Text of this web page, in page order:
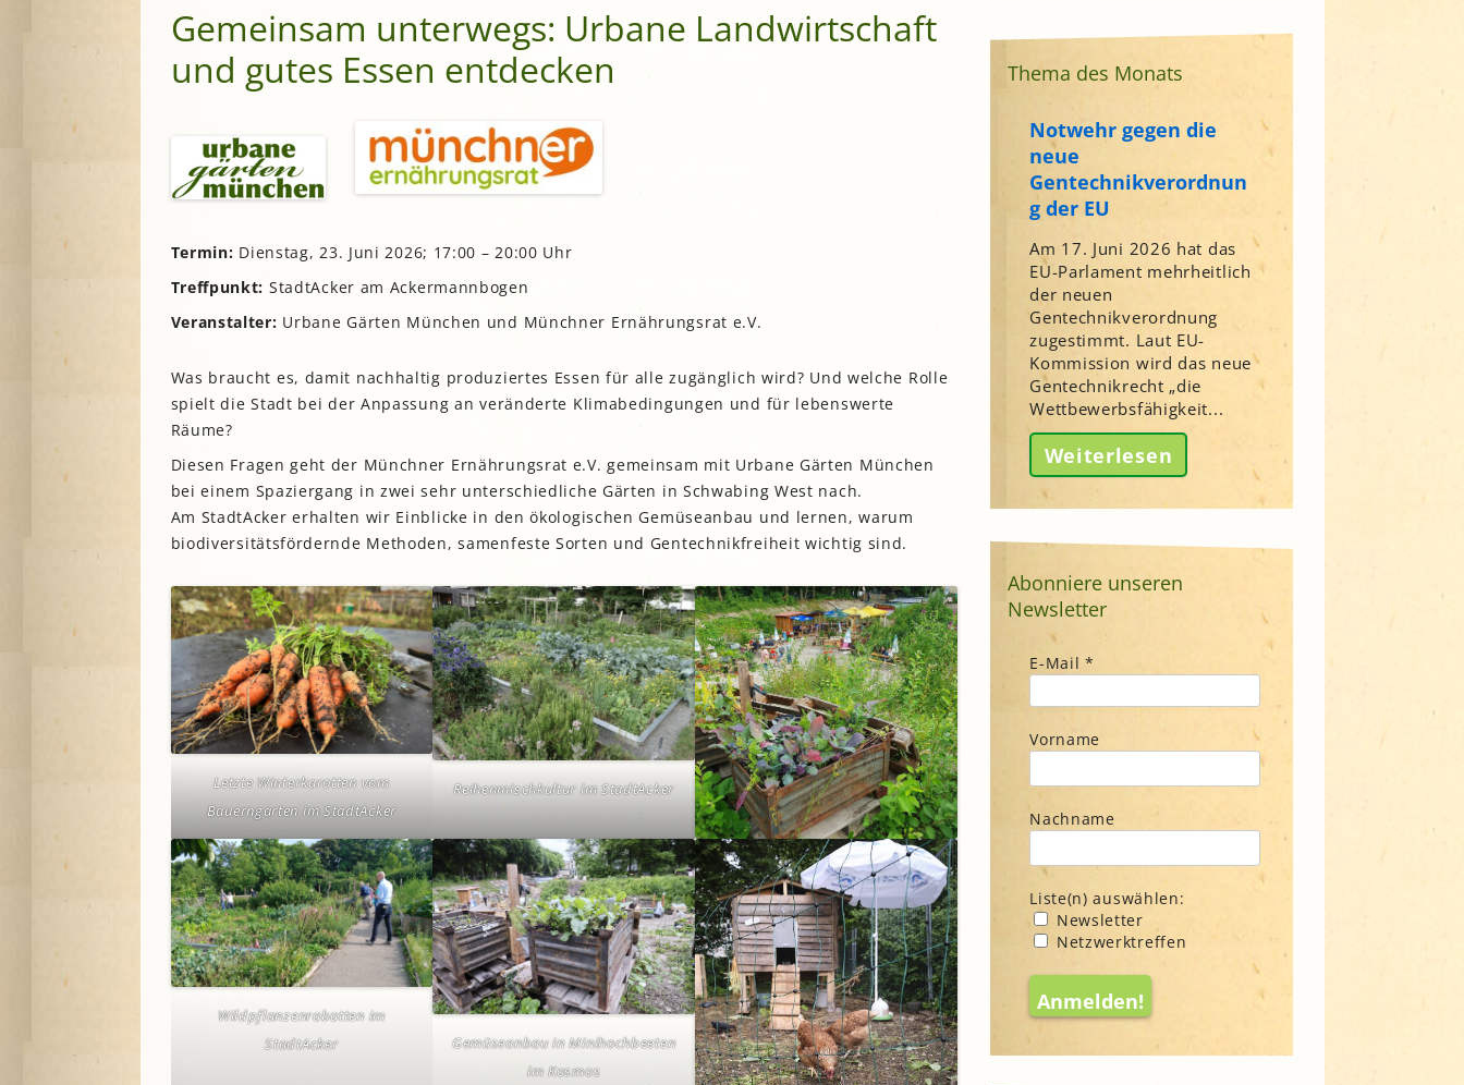
Agropolis
Mikrofarm Ingelsberg:
Gartenparzellen für Hobby-
Prälatengarten im Kloster
Schäftlarn
Umweltgarten Neubiberg
Gemeinsam unterwegs: Urbane Landwirtschaft
und gutes Essen entdecken
Termin: Dienstag, 23. Juni 2026; 17:00 – 20:00 Uhr
Treffpunkt: StadtAcker am Ackermannbogen
Veranstalter: Urbane Gärten München und Münchner Ernährungsrat e.V.
Was braucht es, damit nachhaltig produziertes Essen für alle zugänglich wird? Und welche Rolle
spielt die Stadt bei der Anpassung an veränderte Klimabedingungen und für lebenswerte
Räume?
Diesen Fragen geht der Münchner Ernährungsrat e.V. gemeinsam mit Urbane Gärten München
bei einem Spaziergang in zwei sehr unterschiedliche Gärten in Schwabing West nach.
Am StadtAcker erhalten wir Einblicke in den ökologischen Gemüseanbau und lernen, warum
biodiversitätsfördernde Methoden, samenfeste Sorten und Gentechnikfreiheit wichtig sind.
Letzte Winterkarotten vom
Bauerngarten im StadtAcker
Reihenmischkultur im StadtAcker
Wildpflanzenrabatten im
StadtAcker
Gemüseanbau in Minihochbeeten
im Kosmos
Thema des Monats
Notwehr gegen die
neue
Gentechnikverordnun
g der EU
Am 17. Juni 2026 hat das
EU-Parlament mehrheitlich
der neuen
Gentechnikverordnung
zugestimmt. Laut EU-
Kommission wird das neue
Gentechnikrecht „die
Wettbewerbsfähigkeit...
Weiterlesen
Abonniere unseren
Newsletter
E-Mail*
Vorname
Nachname
Liste(n) auswählen:
Newsletter
Netzwerktreffen